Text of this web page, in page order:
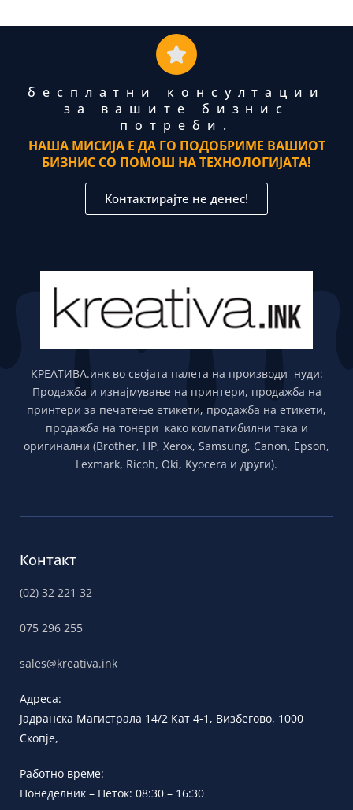
бесплатни консултации
за вашите бизнис
потреби.
НАША МИСИЈА Е ДА ГО ПОДОБРИМЕ ВАШИОТ
БИЗНИС СО ПОМОШ НА ТЕХНОЛОГИЈАТА!
Контактирајте не денес!
КРЕАТИВА.инк во својата палета на производи нуди:
Продажба и изнајмување на принтери, продажба на
принтери за печатење етикети, продажба на етикети,
продажба на тонери како компатибилни така и
оригинални (Brother, HP, Xerox, Samsung, Canon, Epson,
Lexmark, Ricoh, Oki, Kyocera и други).
Контакт
(02) 32 221 32
075 296 255
sales@kreativa.ink
Адреса:
Јадранска Магистрала 14/2 Кат 4-1, Визбегово, 1000
Скопје,
Работно време:
Понеделник – Петок: 08:30 – 16:30